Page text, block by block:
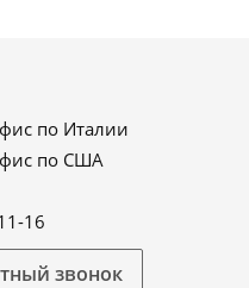
по Италии
по США
16
звонок